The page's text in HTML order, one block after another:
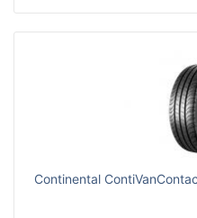
Continental